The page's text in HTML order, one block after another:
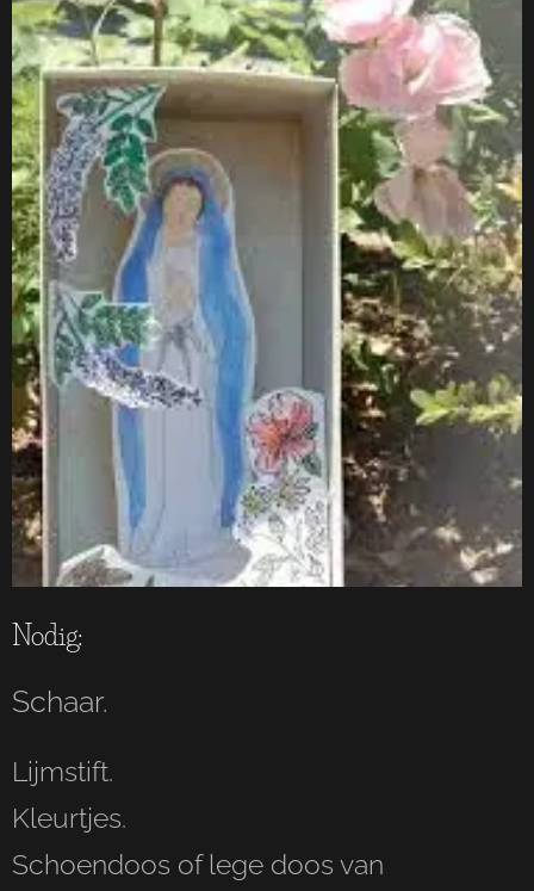
Nodig:
Schaar.
Lijmstift.
Kleurtjes.
Schoendoos of lege doos van